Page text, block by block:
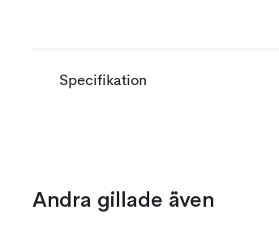
Specifikation
Andra gillade även